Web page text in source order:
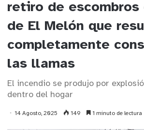
retiro de escombros
de El Melón que
completamente
las llamas
El incendio se produjo por
dentro del hogar
14 Agosto, 2025 149 1 minuto de lectura